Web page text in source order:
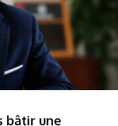
bâtir une